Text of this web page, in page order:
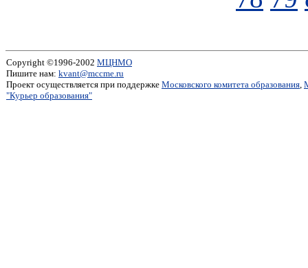
Copyright ©1996-2002 МЦНМО
Пишите нам: kvant@mccme.ru
Проект осуществляется при поддержке Московского комитета образования,
"Курьер образования"